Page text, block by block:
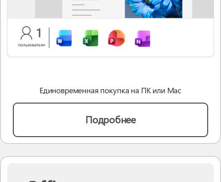
Единовременная покупка на ПК или Mac
Подробнее